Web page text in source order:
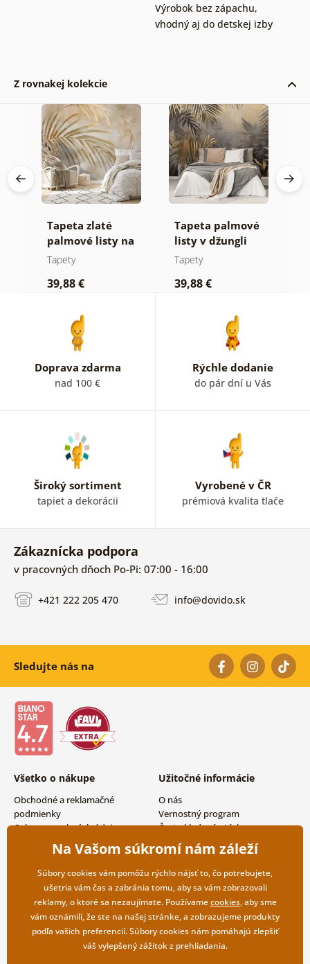
Výrobok bez zápachu,
vhodný aj do detskej izby
Z rovnakej kolekcie
Tapeta zlaté
palmové listy na
béžovom pozadí
Tapety
39,88 €
Tapeta palmové
listy v džungli
Tapety
39,88 €
Doprava zdarma
nad 100 €
Rýchle dodanie
do pár dní u Vás
Široký sortiment
tapiet a dekorácii
Vyrobené v ČR
prémiová kvalita tlače
Zákaznícka podpora
v pracovných dňoch Po-Pi: 07:00 - 16:00
+421 222 205 470 info@dovido.sk
Sledujte nás na
Všetko o nákupe
Obchodné a reklamačné
podmienky
Ochrana osobných údajov
Možnosti dopravy a platby
Vrátenie tovaru
Užitočné informácie
O nás
Vernostný program
Často kladené otázky
Magazín
Kontakty
Veľkoobchodná spolupráca
Na Vašom súkromí nám záleží
Súbory cookies vám pomôžu rýchlo nájsť to, čo potrebujete,
ušetria vám čas a zabránia tomu, aby sa vám zobrazovali
reklamy, o ktoré sa nezaujímate. Používamecookies, aby sme
vám oznámili, že ste na našej stránke, a zobrazujeme produkty
podľa vašich preferencií. Súbory cookies nám pomáhajú zlepšiť
váš vylepšený zážitok z prehliadania.